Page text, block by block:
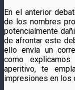
En el anterior
de los nombres
potencialmente
de afrontar este
ello envía un
como
aperitivo, te
impresiones en los